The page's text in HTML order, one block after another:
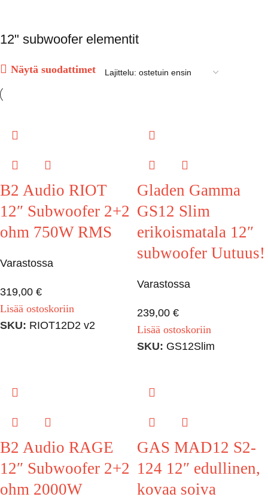
12" subwoofer elementit
Näytä suodattimet
B2 Audio RIOT
12″ Subwoofer 2+2
ohm 750W RMS
Varastossa
319,00 €
Lisää ostoskoriin
SKU: RIOT12D2 v2
Gladen Gamma
GS12 Slim
erikoismatala 12″
subwoofer Uutuus!
Varastossa
239,00 €
Lisää ostoskoriin
SKU: GS12Slim
B2 Audio RAGE
12″ Subwoofer 2+2
ohm 2000W
GAS MAD12 S2-
124 12″ edullinen,
kovaa soiva